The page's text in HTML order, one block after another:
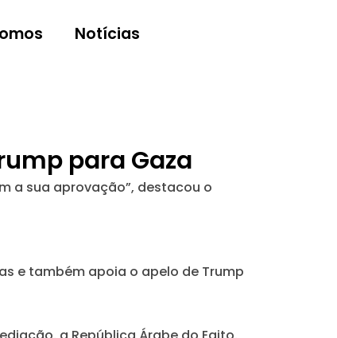
Notícias
para Gaza
a sua aprovação”, destacou o
e também apoia o apelo de Trump